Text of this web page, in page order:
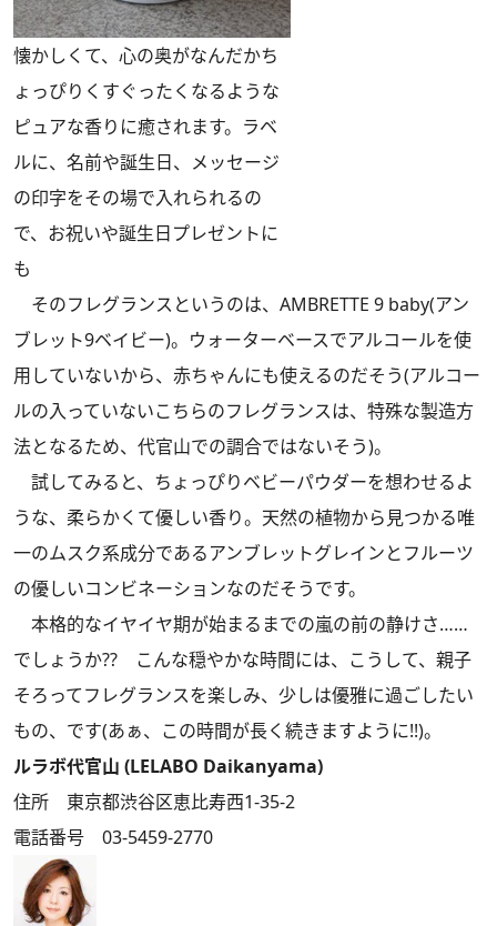
懐かしくて、心の奥がなんだかち
ょっぴりくすぐったくなるような
ピュアな香りに癒されます。ラベ
ルに、名前や誕生日、メッセージ
の印字をその場で入れられるの
で、お祝いや誕生日プレゼントに
も
そのフレグランスというのは、AMBRETTE 9 baby(アン
ブレット9ベイビー)。ウォーターベースでアルコールを使
用していないから、赤ちゃんにも使えるのだそう(アルコー
ルの入っていないこちらのフレグランスは、特殊な製造方
法となるため、代官山での調合ではないそう)。
試してみると、ちょっぴりベビーパウダーを想わせるよ
うな、柔らかくて優しい香り。天然の植物から見つかる唯
一のムスク系成分であるアンブレットグレインとフルーツ
の優しいコンビネーションなのだそうです。
本格的なイヤイヤ期が始まるまでの嵐の前の静けさ……
でしょうか?? こんな穏やかな時間には、こうして、親子
そろってフレグランスを楽しみ、少しは優雅に過ごしたい
もの、です(あぁ、この時間が長く続きますように!!)。
ルラボ代官山 (LELABO Daikanyama)
住所 東京都渋谷区恵比寿西1-35-2
電話番号 03-5459-2770